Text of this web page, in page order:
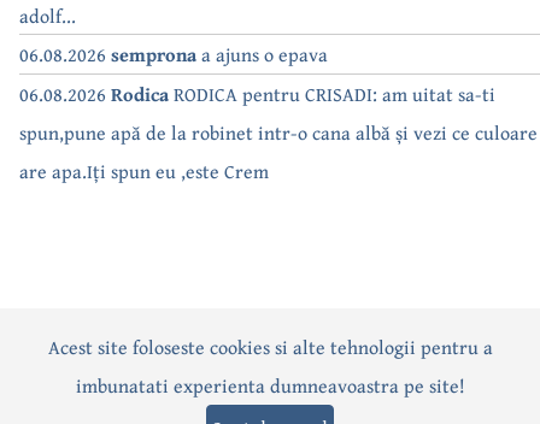
adolf...
06.08.2026 sempronaa ajuns o epava
06.08.2026 RodicaRODICA pentru CRISADI: am uitat sa-ti
spun,pune apă de la robinet intr-o cana albă și vezi ce culoare
are apa.Iți spun eu ,este Crem
ActualitatePoliticăSocialEvenimentInterviuri
Editorial Sport Anunțuri
Acest site foloseste cookies si alte tehnologii pentru a
imbunatati experienta dumneavoastra pe site!